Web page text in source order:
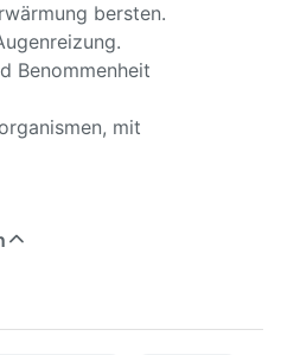
bersten.
Benommenheit
mit